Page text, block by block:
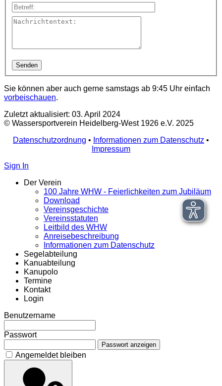
Betreff:
Nachrichtentext:
Sie können aber auch gerne samstags ab 9:45 Uhr einfach
vorbeischauen.
Zuletzt aktualisiert: 03. April 2024
© Wassersportverein Heidelberg-West 1926 e.V. 2025
Datenschutzordnung • Informationen zum Datenschutz •
Impressum
Sign In
Der Verein
100 Jahre WHW - Feierlichkeiten zum Jubiläum
Download
Vereinsgeschichte
Vereinsstatuten
Leitbild des WHW
Anreisebeschreibung
Informationen zum Datenschutz
Segelabteilung
Kanuabteilung
Kanupolo
Termine
Kontakt
Login
Benutzername
Passwort
Passwort anzeigen
Angemeldet bleiben